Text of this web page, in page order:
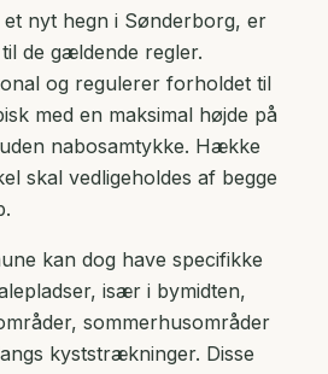
nyt hegn i Sønderborg, er
de gældende regler.
og regulerer forholdet til
med en maksimal højde på
nabosamtykke. Hække
skal vedligeholdes af begge
kan dog have specifikke
især i bymidten,
sommerhusområder
kyststrækninger. Disse